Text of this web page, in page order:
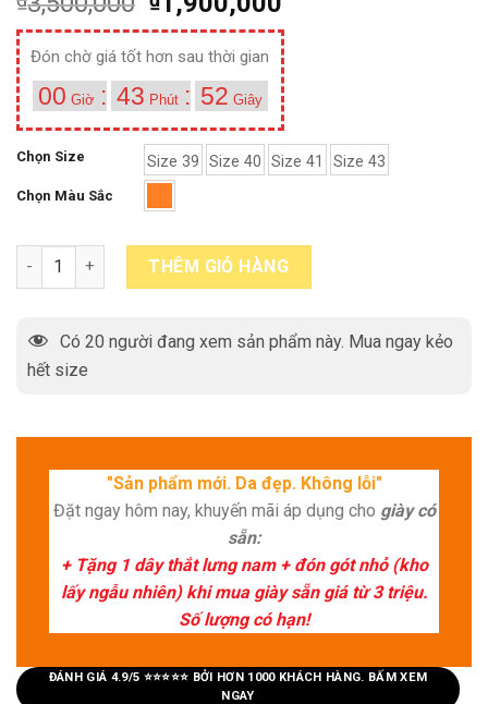
Đón chờ giá tốt hơn sau thời gian
00 Giờ : 43 Phút : 52 Giây
Chọn Size Size 39 Size 40 Size 41 Size 43
Chọn Màu Sắc
Giày tây nam buộc dây derby cao cấp M6N màu bò quantity
THÊM GIỎ HÀNG
Có 20 người đang xem sản phẩm này. Mua ngay kẻo
hết size
"Sản phẩm mới. Da đẹp. Không lỗi"
Đặt ngay hôm nay, khuyến mãi áp dụng cho giày có
sẵn:
+ Tặng 1 dây thắt lưng nam + đón gót nhỏ (kho
lấy ngẫu nhiên) khi mua giày sẵn giá từ 3 triệu.
Số lượng có hạn!
ĐÁNH GIÁ 4.9/5 ⭐⭐⭐⭐⭐ BỞI HƠN 1000 KHÁCH HÀNG. BẤM XEM
NGAY